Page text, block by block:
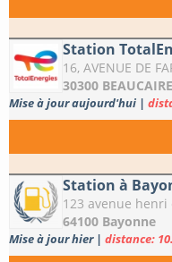
Station
16, AVENUE DE
30300 BEAUCAIRE
Mise à jour aujourd'hui |
Station à
123 avenue henri
64100 Bayonne
Mise à jour hier | distance: